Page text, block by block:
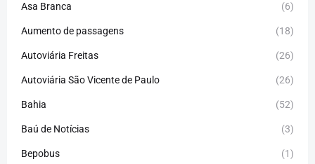
Asa Branca (6)
Aumento de passagens (18)
Autoviária Freitas (26)
Autoviária São Vicente de Paulo (26)
Bahia (52)
Baú de Notícias (3)
Bepobus (1)